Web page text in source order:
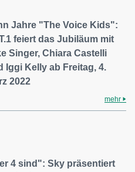
Jahre "The Voice Kids":
feiert das Jubiläum mit
Singer, Chiara Castelli
Iggi Kelly ab Freitag, 4.
2022
mehr
4 sind": Sky präsentiert